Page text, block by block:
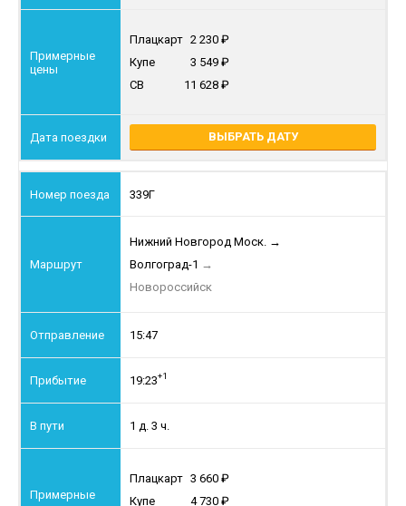
Плацкарт 2 230
Купе
3 549
СВ
11 628
ВЫБРАТЬ ДАТУ
339Г
Нижний Новгород Моск. →
Волгоград-1 →
Новороссийск
15:47
19:23+1
1 д. 3 ч.
Плацкарт 3 660
Купе
4 730